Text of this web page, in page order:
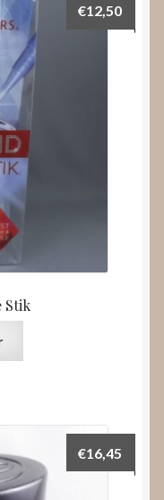
Stik
€12,50
€16,45